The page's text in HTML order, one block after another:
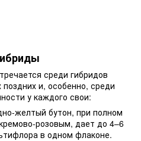
среди гибридов
и, особенно, среди
у каждого свои:
желтый бутон, при полном
розовым, дает до 4–6
в одном флаконе.